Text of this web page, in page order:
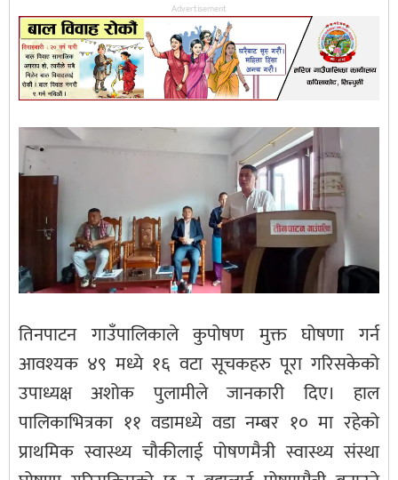
Advertisement
तिनपाटन गाउँपालिकाले कुपोषण मुक्त घोषणा गर्न
आवश्यक ४९ मध्ये १६ वटा सूचकहरु पूरा गरिसकेको
उपाध्यक्ष अशोक पुलामीले जानकारी दिए। हाल
पालिकाभित्रका ११ वडामध्ये वडा नम्बर १० मा रहेको
प्राथमिक स्वास्थ्य चौकीलाई पोषणमैत्री स्वास्थ्य संस्था